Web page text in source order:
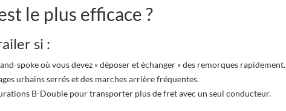
le plus efficace ?
si :
spoke où vous devez « déposer et échanger » des remorques rapidement.
urbains serrés et des marches arrière fréquentes.
B-Double pour transporter plus de fret avec un seul conducteur.